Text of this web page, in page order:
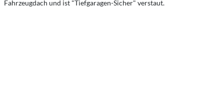
Fahrzeugdach und ist "Tiefgaragen-Sicher" verstaut.